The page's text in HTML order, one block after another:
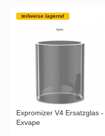
teilweise lagernd
Expromizer V4 Ersatzglas -
Exvape